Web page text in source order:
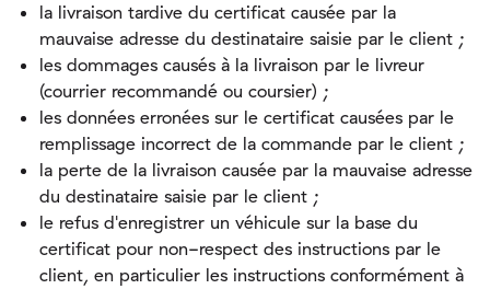
la livraison tardive du certificat causée par la
mauvaise adresse du destinataire saisie par le client ;
les dommages causés à la livraison par le livreur
(courrier recommandé ou coursier) ;
les données erronées sur le certificat causées par le
remplissage incorrect de la commande par le client ;
la perte de la livraison causée par la mauvaise adresse
du destinataire saisie par le client ;
le refus d'enregistrer un véhicule sur la base du
certificat pour non-respect des instructions par le
client, en particulier les instructions conformément à